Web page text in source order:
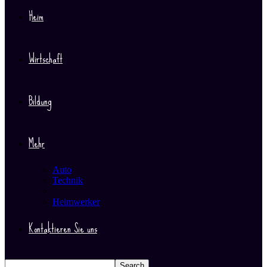
Heim
Wirtschaft
Bildung
Mehr
Auto
Technik
Heimwerker
Kontaktieren Sie uns